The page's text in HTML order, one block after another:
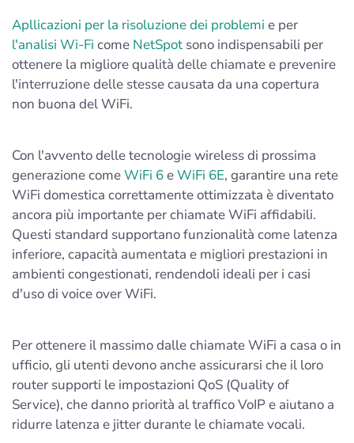
Apllicazioni per la risoluzione dei problemi e per
l'analisi Wi-Fi come NetSpot sono indispensabili per
ottenere la migliore qualità delle chiamate e prevenire
l'interruzione delle stesse causata da una copertura
non buona del WiFi.
Con l'avvento delle tecnologie wireless di prossima
generazione comeWiFi 6eWiFi 6E, garantire una rete
WiFi domestica correttamente ottimizzata è diventato
ancora più importante per chiamate WiFi affidabili.
Questi standard supportano funzionalità come latenza
inferiore, capacità aumentata e migliori prestazioni in
ambienti congestionati, rendendoli ideali per i casi
d'uso di voice over WiFi.
Per ottenere il massimo dalle chiamate WiFi a casa o in
ufficio, gli utenti devono anche assicurarsi che il loro
router supporti le impostazioni QoS (Quality of
Service), che danno priorità al traffico VoIP e aiutano a
ridurre latenza e jitter durante le chiamate vocali.